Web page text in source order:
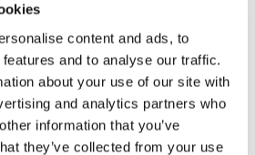
content and ads, to
and to analyse our traffic.
about your use of our site with
and analytics partners who
information that you’ve
they’ve collected from your use
de Snowden enfurecen
electrónico no será publicada. Los
marcados con*